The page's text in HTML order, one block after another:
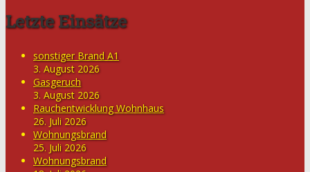
Letzte Einsätze
sonstiger Brand A1
3. August 2026
Gasgeruch
3. August 2026
Rauchentwicklung Wohnhaus
26. Juli 2026
Wohnungsbrand
25. Juli 2026
Wohnungsbrand